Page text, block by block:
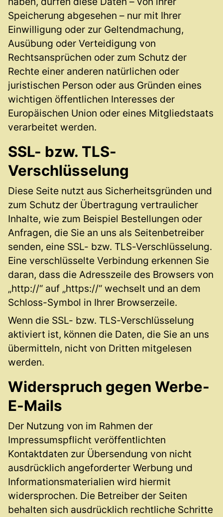
Speicherung abgesehen – nur mit Ihrer
Einwilligung oder zur Geltendmachung,
Ausübung oder Verteidigung von
Rechtsansprüchen oder zum Schutz der
Rechte einer anderen natürlichen oder
juristischen Person oder aus Gründen eines
wichtigen öffentlichen Interesses der
Europäischen Union oder eines Mitgliedstaats
verarbeitet werden.
SSL- bzw. TLS-
Verschlüsselung
Diese Seite nutzt aus Sicherheitsgründen und
zum Schutz der Übertragung vertraulicher
Inhalte, wie zum Beispiel Bestellungen oder
Anfragen, die Sie an uns als Seitenbetreiber
senden, eine SSL- bzw. TLS-Verschlüsselung.
Eine verschlüsselte Verbindung erkennen Sie
daran, dass die Adresszeile des Browsers von
„http://“ auf „https://“ wechselt und an dem
Schloss-Symbol in Ihrer Browserzeile.
Wenn die SSL- bzw. TLS-Verschlüsselung
aktiviert ist, können die Daten, die Sie an uns
übermitteln, nicht von Dritten mitgelesen
werden.
Widerspruch gegen Werbe-
E-Mails
Der Nutzung von im Rahmen der
Impressumspflicht veröffentlichten
Kontaktdaten zur Übersendung von nicht
ausdrücklich angeforderter Werbung und
Informationsmaterialien wird hiermit
widersprochen. Die Betreiber der Seiten
behalten sich ausdrücklich rechtliche Schritte